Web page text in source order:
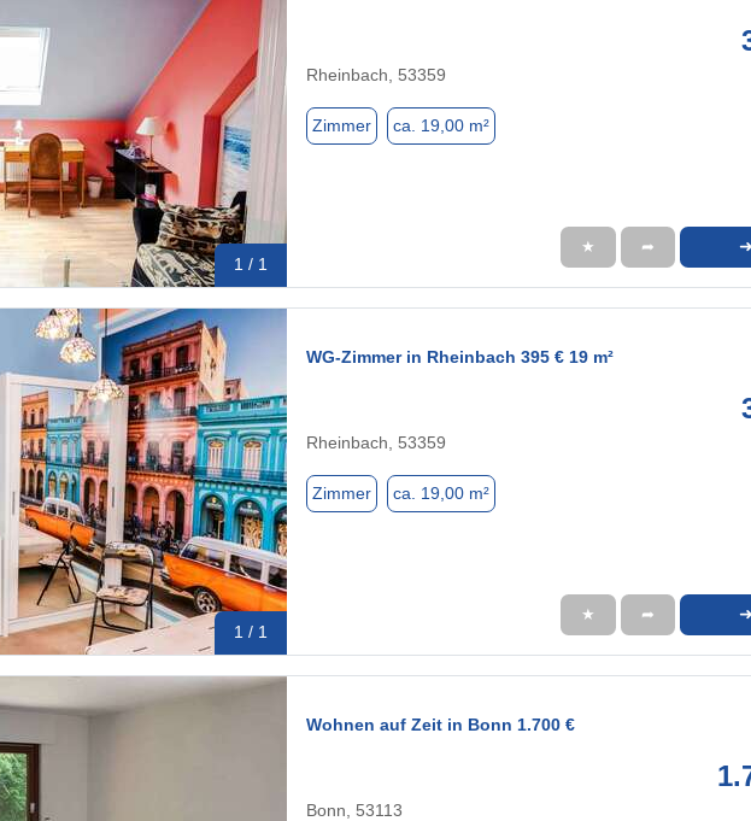
1 / 1
Rheinbach, 53359
Zimmer ca. 19,00 m²
★ ➦ ➜
1 / 1
WG-Zimmer in Rheinbach 395 € 19 m²
Rheinbach, 53359
Zimmer ca. 19,00 m²
★ ➦ ➜
Wohnen auf Zeit in Bonn 1.700 €
Bonn, 53113